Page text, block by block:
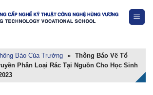
Báo Của Trường » Thông Báo Về Tổ
Phân Loại Rác Tại Nguồn Cho Học Sinh